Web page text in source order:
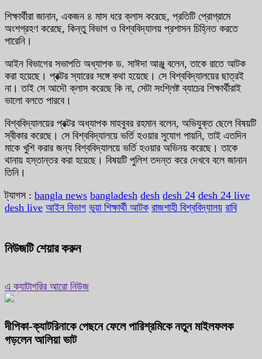
শিক্ষার্থীরা জানান, একজন ৪ মাস ধরে ক্লাস করেছে, প্রতিটি প্রোগ্রামে
অংশগ্রহণ করেছে, কিন্তু বিভাগ ও বিশ্ববিদ্যালয় প্রশাসন চিহ্নিত করতে
পারেনি।
আইন বিভাগের সভাপতি অধ্যাপক ড. সাঈদা আঞ্জু বলেন, তাকে রাতে আটক
করা হয়েছে। প্রক্টর স্যারের সঙ্গে কথা হয়েছে। সে বিশ্ববিদ্যালয়ের ছাত্রই
না। তাই সে আদৌ ক্লাস করেছে কি না, সেটা সংশ্লিষ্ট ব্যাচের শিক্ষার্থীরাই
ভালো বলতে পারবে।
বিশ্ববিদ্যালয়ের প্রক্টর অধ্যাপক মাহবুবর রহমান বলেন, অভিযুক্ত ছেলে বিষয়টি
স্বীকার করেছে। সে বিশ্ববিদ্যালয়ে ভর্তি হওয়ার সুযোগ পায়নি, তাই এতদিন
মাকে খুশি করার জন্য বিশ্ববিদ্যালয়ে ভর্তি হওয়ার অভিনয় করেছে। তাকে
থানায় হস্তান্তর করা হয়েছে। বিষয়টি পুলিশ তদন্ত করে দেখবে বলে জানান
তিনি।
ট্যাগস : bangla news bangladesh desh desh 24 desh 24 live
desh live আইন বিভাগ ভুয়া শিক্ষার্থী আটক রাজশাহী বিশ্ববিদ্যালয় রাবি
নিউজটি শেয়ার করুন
এ ক্যাটাগরির আরো নিউজ
দীপিকা-ক্যাটরিনাকে পেছনে ফেলে পারিশ্রমিকে নতুন মাইলফলক
গড়লেন আলিয়া ভাট